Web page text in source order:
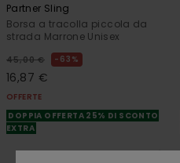
Partner Sling
Borsa a tracolla piccola da
strada Marrone Unisex
45,00 € 63%
16,87 €
OFFERTE
DOPPIA OFFERTA 25% DI SCONTO
EXTRA